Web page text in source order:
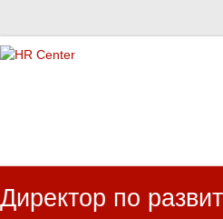
Директор по